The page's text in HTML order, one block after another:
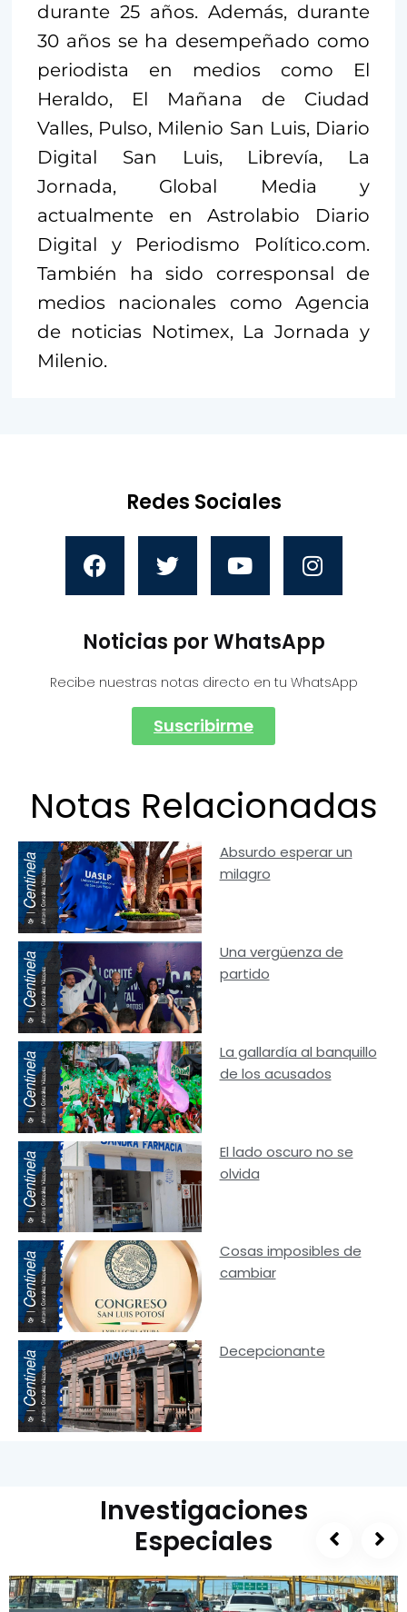
durante 25 años. Además, durante
30 años se ha desempeñado como
periodista en medios como El
Heraldo, El Mañana de Ciudad
Valles, Pulso, Milenio San Luis, Diario
Digital San Luis, Librevía, La
Jornada, Global Media y
actualmente en Astrolabio Diario
Digital y Periodismo Político.com.
También ha sido corresponsal de
medios nacionales como Agencia
de noticias Notimex, La Jornada y
Milenio.
Redes Sociales
Noticias por WhatsApp
Recibe nuestras notas directo en tu WhatsApp
Suscribirme
Notas Relacionadas
Absurdo esperar un
milagro
Una vergüenza de
partido
La gallardía al banquillo
de los acusados
El lado oscuro no se
olvida
Cosas imposibles de
cambiar
Decepcionante
Investigaciones
Especiales